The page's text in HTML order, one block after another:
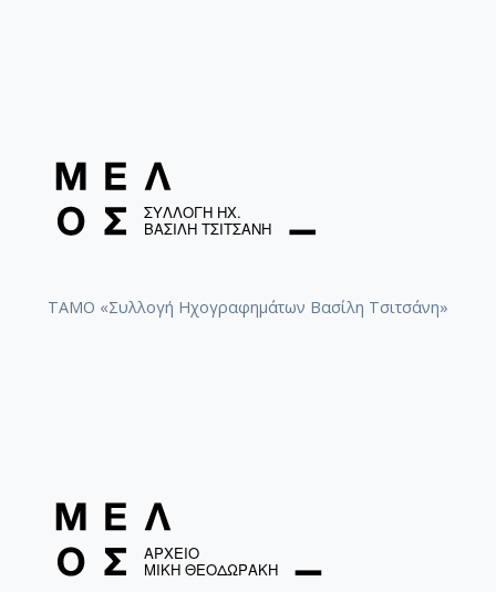
ΤΑΜΟ «Συλλογή Ηχογραφημάτων Βασίλη Τσιτσάνη»